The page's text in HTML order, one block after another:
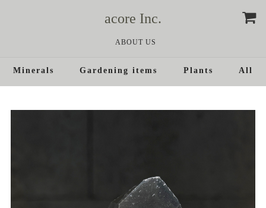
acore Inc.
ABOUT US
Minerals Gardening items Plants All